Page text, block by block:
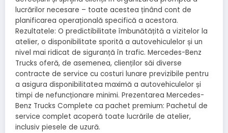
lucrărilor necesare – toate acestea ținând cont de
planificarea operațională specifică a acestora.
Rezultatele: O predictibilitate îmbunătățită a vizitelor la
atelier, o disponibilitate sporită a autovehiculelor și un
nivel mai ridicat de siguranță în trafic. Mercedes-Benz
Trucks oferă, de asemenea, clienților săi diverse
contracte de service cu costuri lunare previzibile pentru
a asigura disponibilitatea maximă a autovehiculelor și
timpi de nefuncționare minimi. Prezentarea Mercedes-
Benz Trucks Complete ca pachet premium: Pachetul de
service complet acoperă toate lucrările de atelier,
inclusiv piesele de uzură.